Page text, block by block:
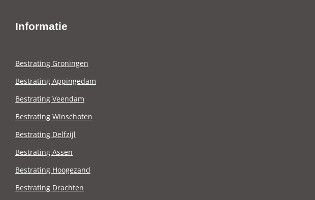
Informatie
Bestrating Groningen
Bestrating Appingedam
Bestrating Veendam
Bestrating Winschoten
Bestrating Delfzijl
Bestrating Assen
Bestrating Hoogezand
Bestrating Drachten